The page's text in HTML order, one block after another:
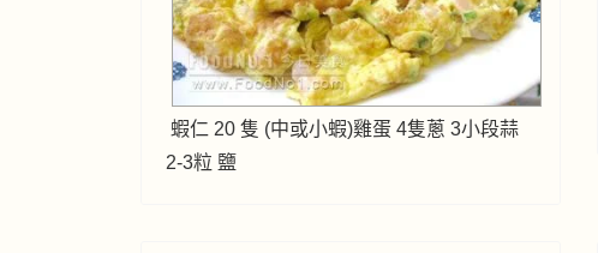
蝦仁 20 隻 (中或小蝦)雞蛋 4隻蔥 3小段蒜
2-3粒 鹽